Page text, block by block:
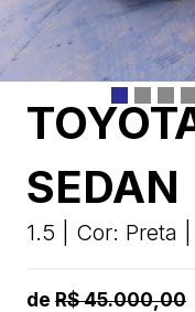
SEDAN
1.5 | Cor: Preta
de R$ 45.000,00